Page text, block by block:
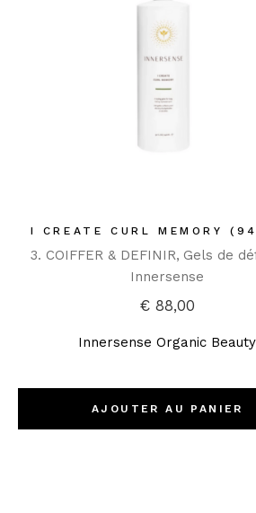
I CREATE CURL MEMORY
3. COIFFER & DEFINIR Gels de
Innersense
€ 88,00
Innersense Organic Beauty
AJOUTER AU PANIER